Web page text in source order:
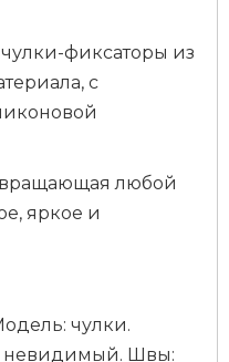
фиксаторы из
с
любой
яркое и
чулки.
невидимый. Швы: